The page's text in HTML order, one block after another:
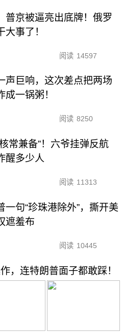
普京被逼亮出底牌！俄罗
大事了！
阅读 14597
声巨响，这次差点把两场
成一锅粥！
阅读 8250
常兼备”！六爷挂弹反航
醒多少人
阅读 11313
一句“珍珠港除外”，撕开美
遮羞布
阅读 10445
，连特朗普面子都敢踩！